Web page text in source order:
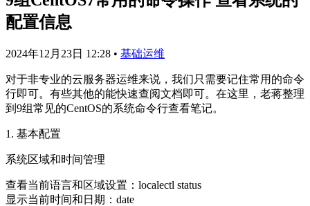
配置信息
2024年12月23日 12:28 • 基础运维
对于非专业的云服务器运维来说，我们只需要记住常用的命令
行即可。有些其他的能快速查阅文档即可。在这里，老蒋整理
到9组常见的CentOS的系统命令行查看笔记。
1. 基本配置
系统区域和时间管理
查看当前语言和区域设置：localectl status
显示当前时间和日期：date